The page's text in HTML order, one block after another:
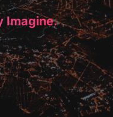
Imagine.